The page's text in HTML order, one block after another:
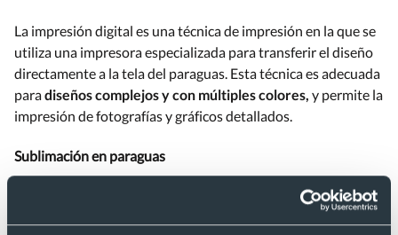
La impresión digital es una técnica de impresión en la que se
utiliza una impresora especializada para transferir el diseño
directamente a la tela del paraguas. Esta técnica es adecuada
paradiseños complejos y con múltiples colores, y permite la
impresión de fotografías y gráficos detallados.
Sublimación en paraguas
La sublimación es una técnica de impresión en la que se
utiliza calor y presión para transferir el diseño a la tela del